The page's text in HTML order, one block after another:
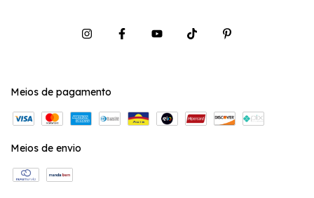
Meios de pagamento
Meios de envio